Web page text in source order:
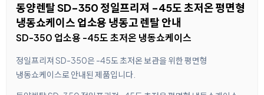
동양렌탈 SD-350 정일프리져 -45도 초저온 평면형
냉동쇼케이스 업소용 냉동고 렌탈 안내
SD-350 업소용 -45도 초저온 냉동쇼케이스
정일프리져 SD-350은 -45도 초저온 보관을 위한 평면형
냉동쇼케이스로 안내된 제품입니다.